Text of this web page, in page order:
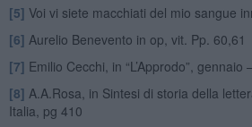
[5] Voi vi siete macchiati del mio sangue
[6] Aurelio Benevento in op, vit. Pp. 60,61
[7] Emilio Cecchi, in “L’Approdo”, gennaio
[8] A.A.Rosa, in Sintesi di storia della
Italia, pg 410